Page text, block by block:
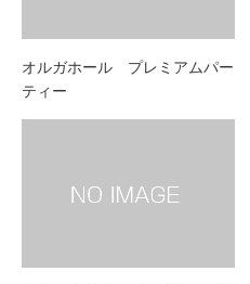
オルガホール プレミアムパー
ティー